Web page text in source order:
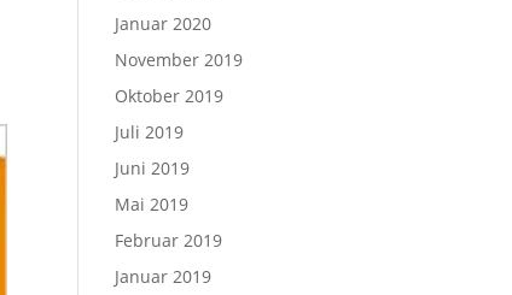
Januar 2020
November 2019
Oktober 2019
Juli 2019
Juni 2019
Mai 2019
Februar 2019
Januar 2019